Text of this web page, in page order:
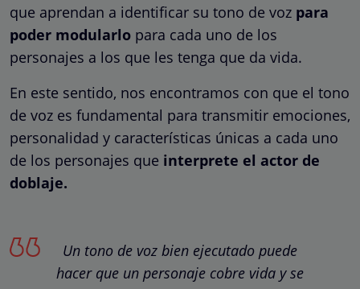
que aprendan a identificar su tono de voz para
poder modularlo para cada uno de los
personajes a los que les tenga que da vida.
En este sentido, nos encontramos con que el tono
de voz es fundamental para transmitir emociones,
personalidad y características únicas a cada uno
de los personajes que interprete el actor de
doblaje.
Un tono de voz bien ejecutado puede
hacer que un personaje cobre vida y se